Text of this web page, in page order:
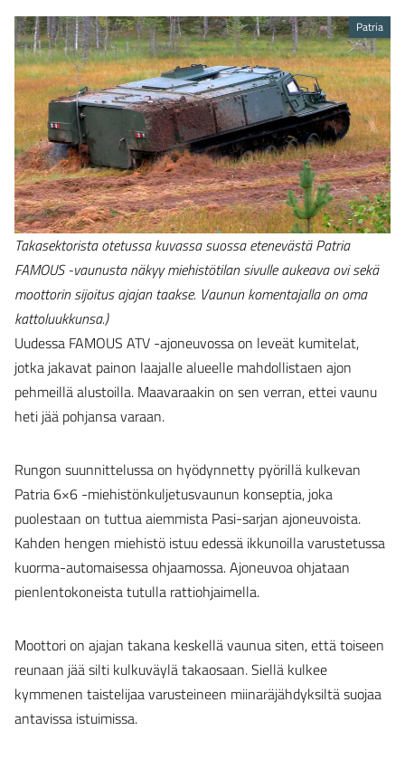
Takasektorista otetussa kuvassa suossa etenevästä Patria
FAMOUS -vaunusta näkyy miehistötilan sivulle aukeava ovi sekä
moottorin sijoitus ajajan taakse. Vaunun komentajalla on oma
kattoluukkunsa.)
Patria
Uudessa FAMOUS ATV -ajoneuvossa on leveät kumitelat,
jotka jakavat painon laajalle alueelle mahdollistaen ajon
pehmeillä alustoilla. Maavaraakin on sen verran, ettei vaunu
heti jää pohjansa varaan.
Rungon suunnittelussa on hyödynnetty pyörillä kulkevan
Patria 6×6 -miehistönkuljetusvaunun konseptia, joka
puolestaan on tuttua aiemmista Pasi-sarjan ajoneuvoista.
Kahden hengen miehistö istuu edessä ikkunoilla varustetussa
kuorma-automaisessa ohjaamossa. Ajoneuvoa ohjataan
pienlentokoneista tutulla rattiohjaimella.
Moottori on ajajan takana keskellä vaunua siten, että toiseen
reunaan jää silti kulkuväylä takaosaan. Siellä kulkee
kymmenen taistelijaa varusteineen miinaräjähdyksiltä suojaa
antavissa istuimissa.